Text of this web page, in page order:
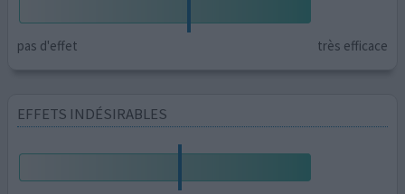
pas d'effet très efficace
EFFETS INDÉSIRABLES